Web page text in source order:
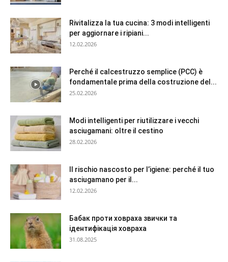
Rivitalizza la tua cucina: 3 modi intelligenti
per aggiornare i ripiani...
12.02.2026
Perché il calcestruzzo semplice (PCC) è
fondamentale prima della costruzione del...
25.02.2026
Modi intelligenti per riutilizzare i vecchi
asciugamani: oltre il cestino
28.02.2026
Il rischio nascosto per l’igiene: perché il tuo
asciugamano per il...
12.02.2026
Бабак проти ховраха звички та
ідентифікація ховраха
31.08.2025